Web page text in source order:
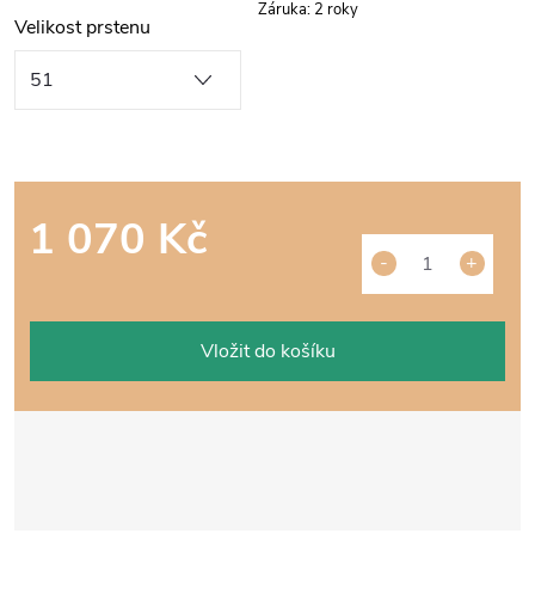
Velikost prstenu
1 070 Kč
Vložit do košíku
Záruka: 2 roky